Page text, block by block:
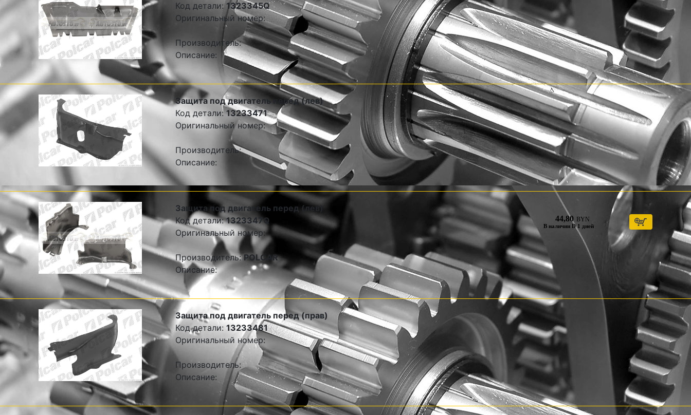
Код детали:1323345Q
Оригинальный номер:
Производитель:
Описание:
Защита под двигатель перед (лев)
Код детали:13233471
Оригинальный номер:
Производитель:
Описание:
Защита под двигатель перед (лев)
Код детали:1323347Q
Оригинальный номер:
Производитель:POLCAR
Описание:
В наличии D 1 дней
44,80 BYN
Защита под двигатель перед (прав)
Код детали:13233481
Оригинальный номер:
Производитель:
Описание: